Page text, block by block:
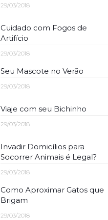
29/03/2018
Cuidado com Fogos de
Artifício
29/03/2018
Seu Mascote no Verão
29/03/2018
Viaje com seu Bichinho
29/03/2018
Invadir Domicílios para
Socorrer Animais é Legal?
29/03/2018
Como Aproximar Gatos que
Brigam
29/03/2018